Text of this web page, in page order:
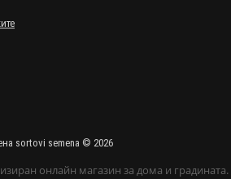
sortovi semena © 2026
онлайн магазин за дома и градината.